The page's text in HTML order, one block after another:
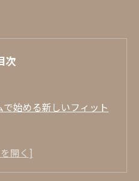
次
始める新しいフィット
分だけのトレーニング